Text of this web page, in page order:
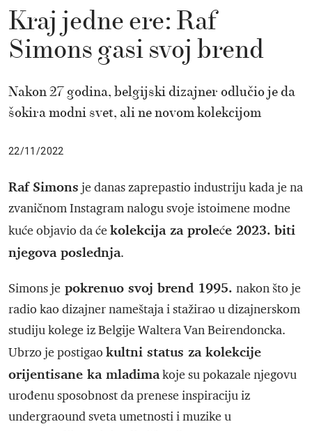
Kraj jedne ere: Raf
Simons gasi svoj brend
Nakon 27 godina, belgijski dizajner odlučio je da
šokira modni svet, ali ne novom kolekcijom
22/11/2022
Raf Simons je danas zaprepastio industriju kada je na
zvaničnom Instagram nalogu svoje istoimene modne
kuće objavio da će kolekcija za proleće 2023. biti
njegova poslednja.
Simons je pokrenuo svoj brend 1995. nakon što je
radio kao dizajner nameštaja i stažirao u dizajnerskom
studiju kolege iz Belgije Waltera Van Beirendoncka.
Ubrzo je postigao kultni status za kolekcije
orijentisane ka mladimakoje su pokazale njegovu
urođenu sposobnost da prenese inspiraciju iz
undergraound sveta umetnosti i muzike u